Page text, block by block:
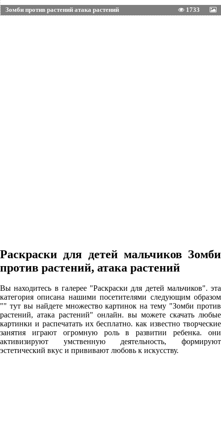
Зомби против растений атака растений 1733
Раскраски для детей мальчиков Зомби
против растений, атака растений
Вы находитесь в галерее "Раскраски для детей мальчиков". эта
категория описана нашими посетителями следующим образом
"" тут вы найдете множество картинок на тему "Зомби против
растений, атака растений" онлайн. вы можете скачать любые
картинки и распечатать их бесплатно. как известно творческие
занятия играют огромную роль в развитии ребенка. они
активизируют умственную деятельность, формируют
эстетический вкус и прививают любовь к искусству.